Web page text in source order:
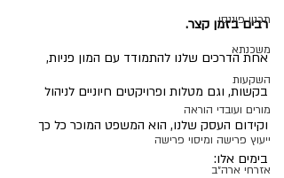
תכנון פיננסי
משכנתא
השקעות
מורים ועובדי הוראה
ייעוץ פרישה ומיסוי פרישה
אזרחי ארה״ב
רבים בזמן קצר.
אחת הדרכים שלנו להתמודד עם המון פניות,
בקשות, וגם מטלות ופרויקטים חיוניים לניהול
וקידום העסק שלנו, הוא המשפט המוכר כל כך
בימים אלו: